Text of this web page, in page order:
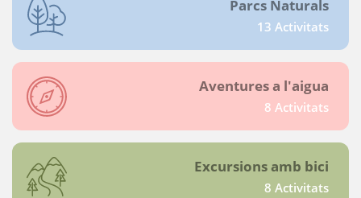
Parcs Naturals
13 Activitats
Aventures a l'aigua
8 Activitats
Excursions amb bici
8 Activitats